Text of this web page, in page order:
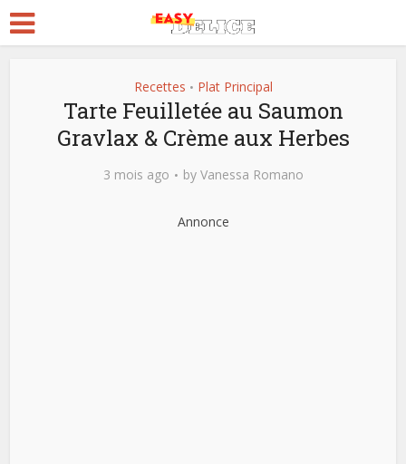
Recettes • Plat Principal
Tarte Feuilletée au Saumon
Gravlax & Crème aux Herbes
3 mois ago by Vanessa Romano
Annonce